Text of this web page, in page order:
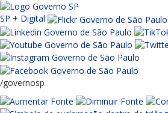
SP + Digital
/governosp